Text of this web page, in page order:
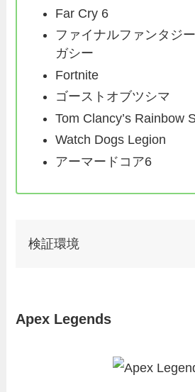
Far Cry 6
ファイナルファンタジ
ガシー
Fortnite
ゴーストオブツシマ
Tom Clancy’s Rainbow
Watch Dogs Legion
アーマードコア6
検証環境
Apex Legends